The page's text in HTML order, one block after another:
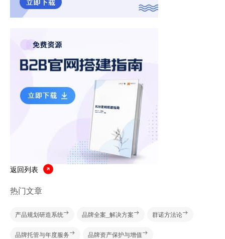
返回列表
热门文章
产品规划研造系统 品牌全案_解决方案 群诺方法论
品牌托管与年度服务 品牌资产保护与增值